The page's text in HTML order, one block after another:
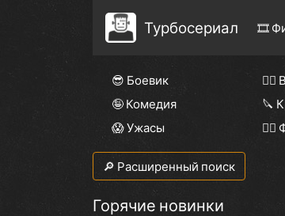
Турбосериал 🎞
😎 Боевик 👨‍✈️
🤪 Комедия
🔪
😱 Ужасы
🧙‍♀️
🔎 Расширенный поиск
Горячие новинки